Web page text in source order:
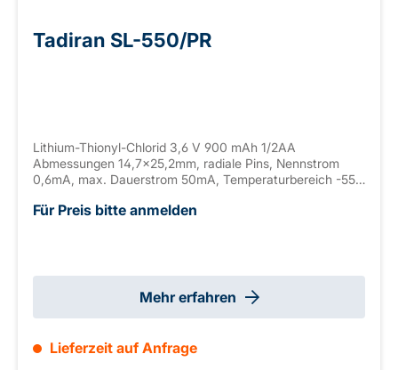
Tadiran SL-550/PR
Lithium-Thionyl-Chlorid 3,6 V 900 mAh 1/2AA
Abmessungen 14,7x25,2mm, radiale Pins, Nennstrom
0,6mA, max. Dauerstrom 50mA, Temperaturbereich -55
Für Preis bitte anmelden
Mehr erfahren
Lieferzeit auf Anfrage